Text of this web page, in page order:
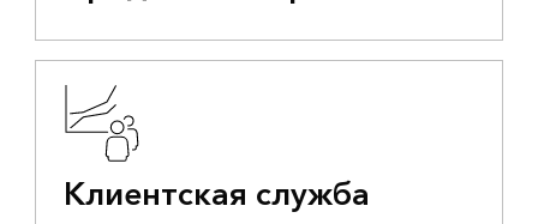
Клиентская служба